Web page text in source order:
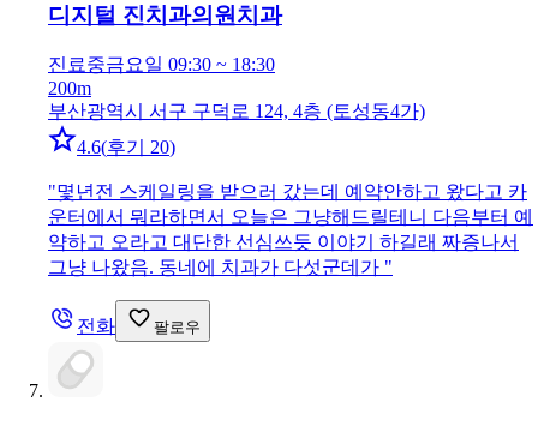
디지털 진치과의원 치과
진료중금요일 09:30 ~ 18:30
200m
부산광역시 서구 구덕로 124, 4층 (토성동4가)
4.6(후기 20)
"몇년전 스케일링을 받으러 갔는데 예약안하고 왔다고 카
운터에서 뭐라하면서 오늘은 그냥해드릴테니 다음부터 예
약하고 오라고 대단한 선심쓰듯 이야기 하길래 짜증나서
그냥 나왔음. 동네에 치과가 다섯군데가 "
전화 팔로우